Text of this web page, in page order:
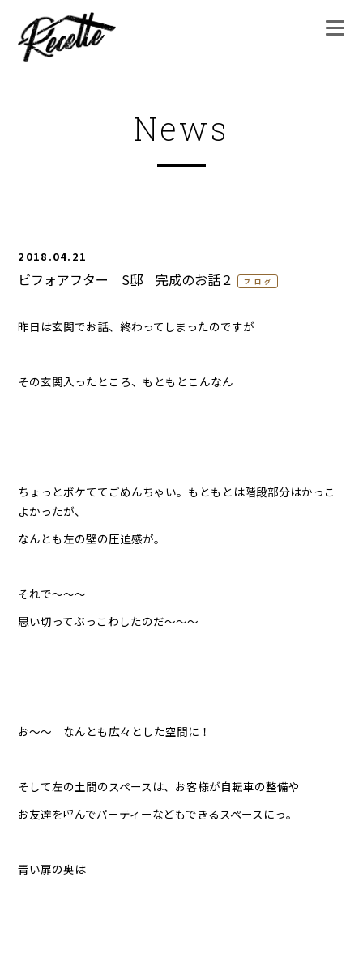
News
2018.04.21
ビフォアフター S邸 完成のお話２ ブログ
昨日は玄関でお話、終わってしまったのですが
その玄関入ったところ、もともとこんなん
ちょっとボケててごめんちゃい。もともとは階段部分はかっこ
よかったが、
なんとも左の壁の圧迫感が。
それで〜〜〜
思い切ってぶっこわしたのだ〜〜〜
お〜〜 なんとも広々とした空間に！
そして左の土間のスペースは、お客様が自転車の整備や
お友達を呼んでパーティーなどもできるスペースにっ。
青い扉の奥は